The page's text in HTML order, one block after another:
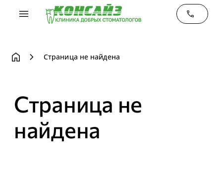
menu phone
home chevron_right Страница не найдена
Страница не
найдена